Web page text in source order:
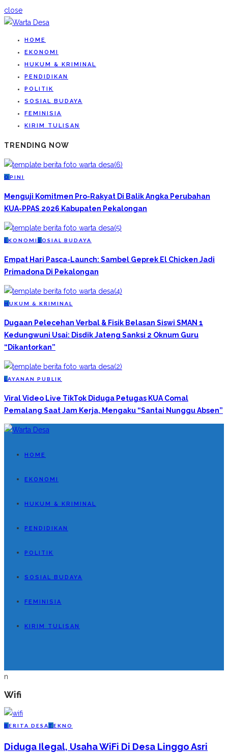
close
HOME
EKONOMI
HUKUM & KRIMINAL
PENDIDIKAN
POLITIK
SOSIAL BUDAYA
FEMINISIA
KIRIM TULISAN
TRENDING NOW
O PINI
Menguji Komitmen Pro-Rakyat Di Balik Angka Perubahan
KUA-PPAS 2026 Kabupaten Pekalongan
EKONOMI S OSIAL BUDAYA
Empat Hari Pasca-Launch: Sambel Geprek El Chicken Jadi
Primadona Di Pekalongan
H UKUM & KRIMINAL
Dugaan Pelecehan Verbal & Fisik Belasan Siswi SMAN 1
Kedungwuni Usai: Disdik Jateng Sanksi 2 Oknum Guru
“Dikantorkan”
L AYANAN PUBLIK
Viral Video Live TikTok Diduga Petugas KUA Comal
Pemalang Saat Jam Kerja, Mengaku “Santai Nunggu Absen”
HOME
EKONOMI
HUKUM & KRIMINAL
PENDIDIKAN
POLITIK
SOSIAL BUDAYA
FEMINISIA
KIRIM TULISAN
n
Wifi
B ERITA DESAT EKNO
Diduga Ilegal, Usaha WiFi Di Desa Linggo Asri